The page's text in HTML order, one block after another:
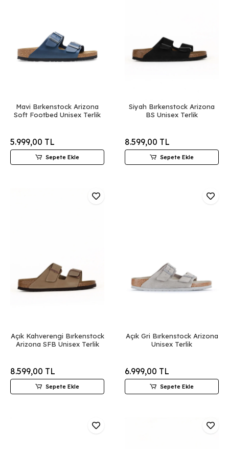
Mavi Bırkenstock Arizona
Soft Footbed Unisex Terlik
5.999,00 TL
Sepete Ekle
Siyah Bırkenstock Arizona
BS Unisex Terlik
8.599,00 TL
Sepete Ekle
Açık Kahverengi Bırkenstock
Arizona SFB Unisex Terlik
8.599,00 TL
Sepete Ekle
Açık Gri Bırkenstock Arizona
Unisex Terlik
6.999,00 TL
Sepete Ekle